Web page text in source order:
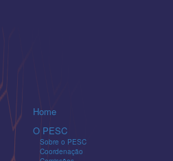
Home
O PESC
Sobre o PESC
Coordenação